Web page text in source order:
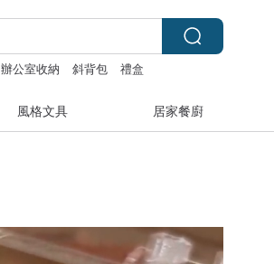
辦公室收納 斜背包 禮盒
風格文具 居家餐廚